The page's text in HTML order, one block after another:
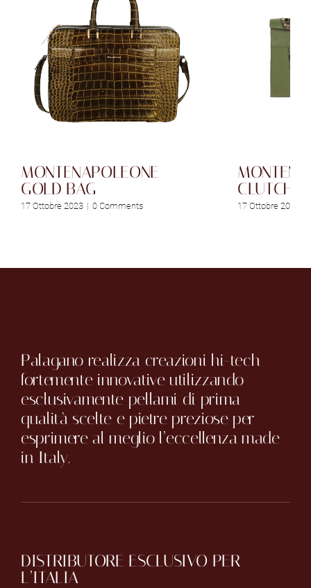
MONTENAPOLEONE
GOLD BAG
17 Ottobre 2023 | 0 Comments
CLUTCH
17 Ottobre 2023
Palagano realizza creazioni hi-tech
fortemente innovative utilizzando
esclusivamente pellami di prima
qualità scelte e pietre preziose per
esprimere al meglio l’eccellenza made
in Italy.
DISTRIBUTORE ESCLUSIVO PER
L’ITALIA